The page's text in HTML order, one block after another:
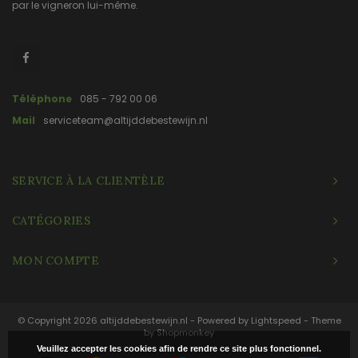
par le vigneron lui-même.
Téléphone
085 - 792 00 06
Mail
serviceteam@altijddebestewijn.nl
SERVICE À LA CLIENTÈLE
CATÉGORIES
MON COMPTE
© Copyright 2026 altijddebestewijn.nl - Powered by Lightspeed - Theme
by Shopmonkey
Veuillez accepter les cookies afin de rendre ce site plus fonctionnel.